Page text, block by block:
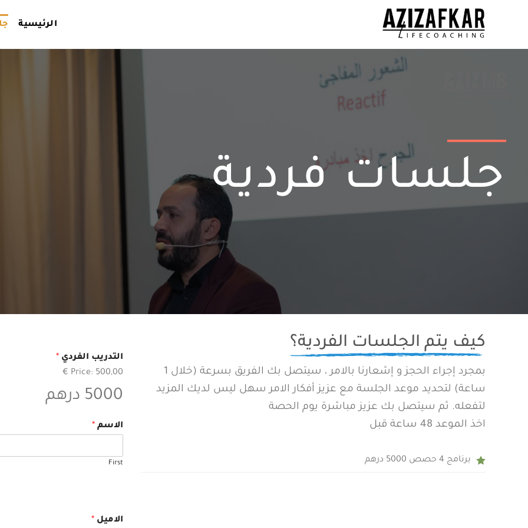
الرئيسية
جلسات فردية
كيف يتم الجلسات الفردية؟
بمجرد إجراء الحجز و إشعارنا بالامر ، سيتصل بك الفريق بسرعة (خلال 1
ساعة) لتحديد موعد الجلسة مع عزيز أفكار الامر سهل ليس لديك المزيد
لتفعله. ثم سيتصل بك عزيز مباشرة يوم الحصة
اخذ الموعد 48 ساعة قبل
برنامج 4 حصص 5000 درهم
التدريب الفردي *
Price: 500,00 €
5000 درهم
الاسم *
First
الاميل *